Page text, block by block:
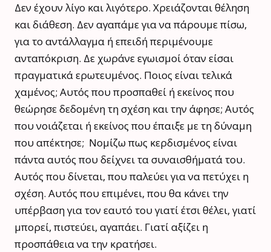
Δεν έχουν λίγο και λιγότερο. Χρειάζονται θέληση
και διάθεση. Δεν αγαπάμε για να πάρουμε πίσω,
για το αντάλλαγμα ή επειδή περιμένουμε
ανταπόκριση. Δε χωράνε εγωισμοί όταν είσαι
πραγματικά ερωτευμένος. Ποιος είναι τελικά
χαμένος; Αυτός που προσπαθεί ή εκείνος που
θεώρησε δεδομένη τη σχέση και την άφησε; Αυτός
που νοιάζεται ή εκείνος που έπαιξε με τη δύναμη
που απέκτησε; Νομίζω πως κερδισμένος είναι
πάντα αυτός που δείχνει τα συναισθήματά του.
Αυτός που δίνεται, που παλεύει για να πετύχει η
σχέση. Αυτός που επιμένει, που θα κάνει την
υπέρβαση για τον εαυτό του γιατί έτσι θέλει, γιατί
μπορεί, πιστεύει, αγαπάει. Γιατί αξίζει η
προσπάθεια να την κρατήσει.